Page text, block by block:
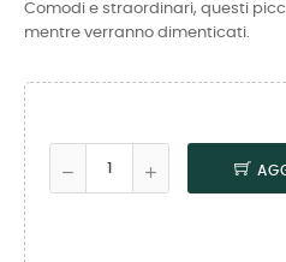
Comodi e straordinari, questi
mentre verranno dimenticati.